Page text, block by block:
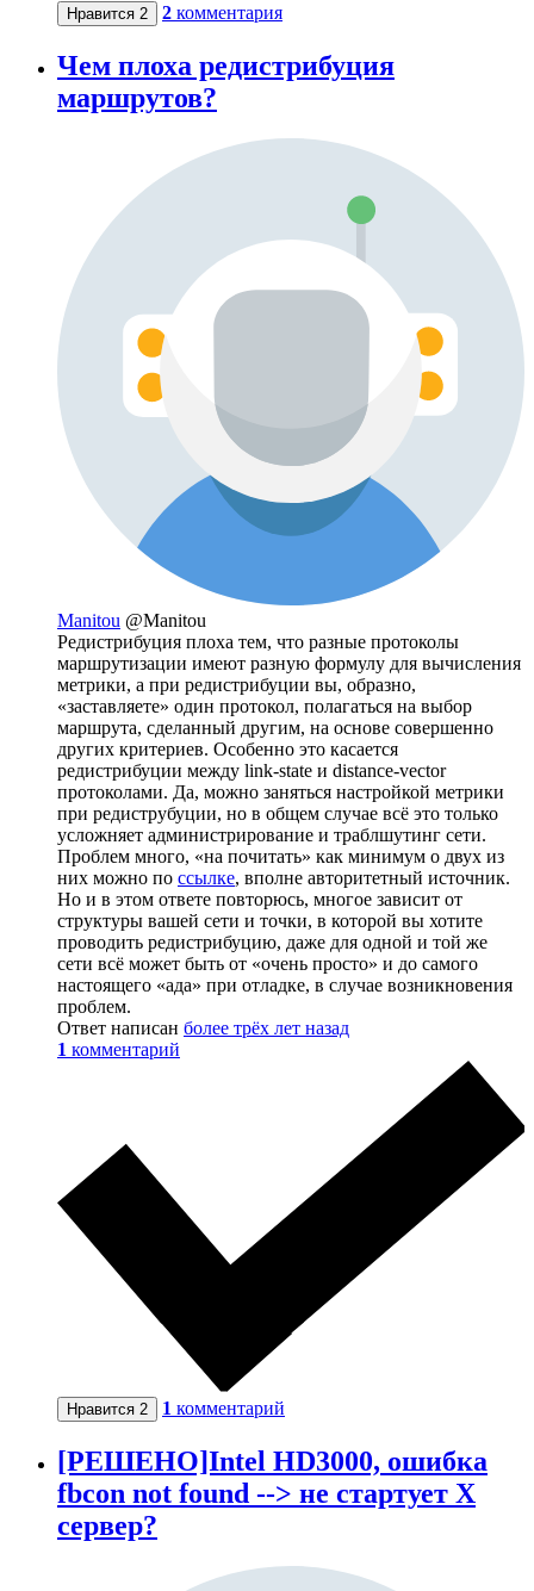
Нравится 2 2 комментария
Чем плоха редистрибуция
маршрутов?
Manitou @Manitou
Редистрибуция плоха тем, что разные протоколы
маршрутизации имеют разную формулу для вычисления
метрики, а при редистрибуции вы, образно,
«заставляете» один протокол, полагаться на выбор
маршрута, сделанный другим, на основе совершенно
других критериев. Особенно это касается
редистрибуции между link-state и distance-vector
протоколами. Да, можно заняться настройкой метрики
при редиструбуции, но в общем случае всё это только
усложняет администрирование и траблшутинг сети.
Проблем много, «на почитать» как минимум о двух из
них можно по ссылке, вполне авторитетный источник.
Но и в этом ответе повторюсь, многое зависит от
структуры вашей сети и точки, в которой вы хотите
проводить редистрибуцию, даже для одной и той же
сети всё может быть от «очень просто» и до самого
настоящего «ада» при отладке, в случае возникновения
проблем.
Ответ написан более трёх лет назад
1 комментарий
Нравится 2 1 комментарий
[РЕШЕНО]Intel HD3000, ошибка
fbcon not found --> не стартует X
сервер?